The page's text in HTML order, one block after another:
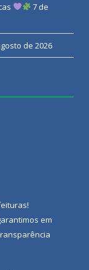
7 de
de 2026
!
em